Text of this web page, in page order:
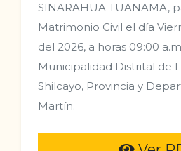
SINARAHUA TUANAMA,
Matrimonio Civil el día
del 2026, a horas 09:00
Municipalidad Distrital de
Shilcayo, Provincia y
Martín.